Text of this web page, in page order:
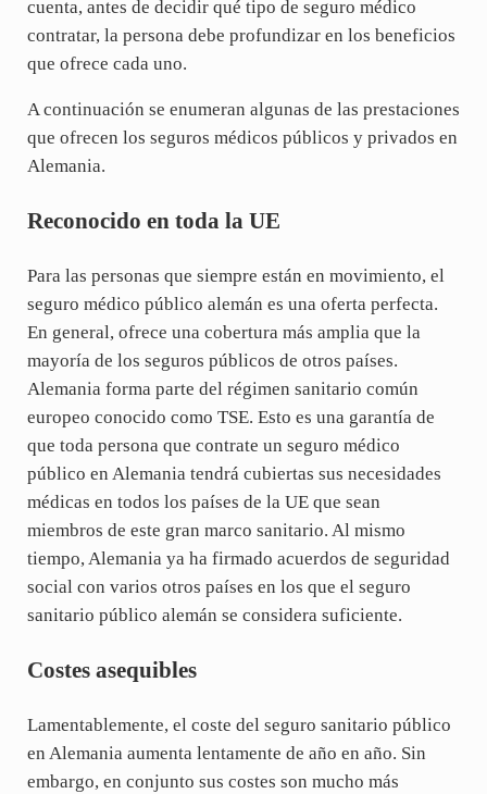
cuenta, antes de decidir qué tipo de seguro médico
contratar, la persona debe profundizar en los beneficios
que ofrece cada uno.
A continuación se enumeran algunas de las prestaciones
que ofrecen los seguros médicos públicos y privados en
Alemania.
Reconocido en toda la UE
Para las personas que siempre están en movimiento, el
seguro médico público alemán es una oferta perfecta.
En general, ofrece una cobertura más amplia que la
mayoría de los seguros públicos de otros países.
Alemania forma parte del régimen sanitario común
europeo conocido como TSE. Esto es una garantía de
que toda persona que contrate un seguro médico
público en Alemania tendrá cubiertas sus necesidades
médicas en todos los países de la UE que sean
miembros de este gran marco sanitario. Al mismo
tiempo, Alemania ya ha firmado acuerdos de seguridad
social con varios otros países en los que el seguro
sanitario público alemán se considera suficiente.
Costes asequibles
Lamentablemente, el coste del seguro sanitario público
en Alemania aumenta lentamente de año en año. Sin
embargo, en conjunto sus costes son mucho más